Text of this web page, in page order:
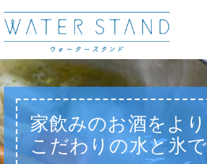
製品一覧
メリット
家飲みのお酒をよ
こだわりの水と氷